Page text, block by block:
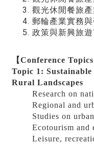
觀光休閒餐旅
郵輪產業實務
政策與新興旅
【Conference Topics
Topic 1:
Rural Landscapes
Research on
Regional and
Studies on
Ecotourism and
Leisure,